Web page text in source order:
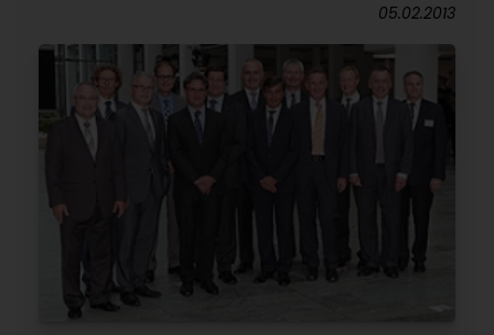
05.02.2013